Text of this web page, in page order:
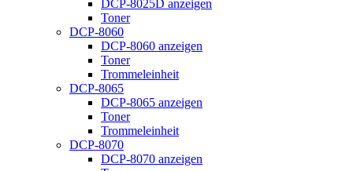
DCP-8025D anzeigen
Toner
DCP-8060
DCP-8060 anzeigen
Toner
Trommeleinheit
DCP-8065
DCP-8065 anzeigen
Toner
Trommeleinheit
DCP-8070
DCP-8070 anzeigen